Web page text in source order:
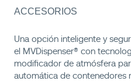
ACCESORIOS
Una opción inteligente y
el MVDispenser® con
modificador de atmósfera
automática de contenedores